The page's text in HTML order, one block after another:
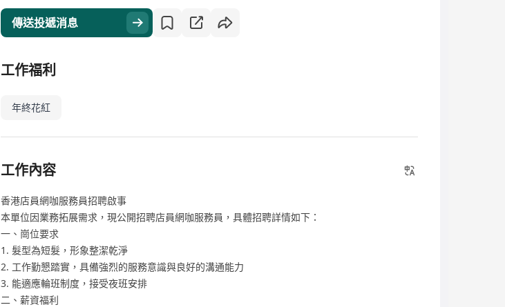
傳送投遞消息
工作福利
年終花紅
工作內容
香港店員網咖服務員招聘啟事
本單位因業務拓展需求，現公開招聘店員網咖服務員，具體招聘詳情如下：
一、崗位要求
1. 髮型為短髮，形象整潔乾淨
2. 工作勤懇踏實，具備強烈的服務意識與良好的溝通能力
3. 能適應輪班制度，接受夜班安排
二、薪資福利